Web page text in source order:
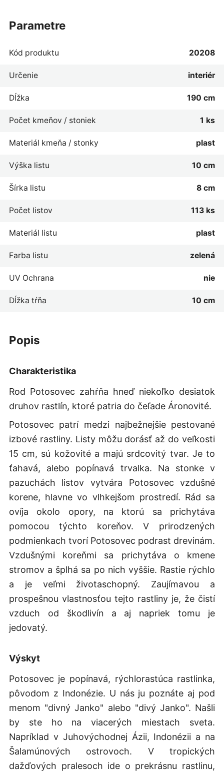
popis
Charakteristika
Rod Potosovec zahŕňa hneď niekoľko desiatok
druhov rastlín, ktoré patria do čeľade Áronovité.
Potosovec patrí medzi najbežnejšie pestované
izbové rastliny. Listy môžu dorásť až do veľkosti
15 cm, sú kožovité a majú srdcovitý tvar. Je to
ťahavá, alebo popínavá trvalka. Na stonke v
pazuchách listov vytvára Potosovec vzdušné
korene, hlavne vo vlhkejšom prostredí. Rád sa
ovíja okolo opory, na ktorú sa prichytáva
pomocou týchto koreňov. V prirodzených
podmienkach tvorí Potosovec podrast drevinám.
Vzdušnými koreňmi sa prichytáva o kmene
stromov a šplhá sa po nich vyššie. Rastie rýchlo
a je veľmi životaschopný. Zaujímavou a
prospešnou vlastnosťou tejto rastliny je, že čistí
vzduch od škodlivín a aj napriek tomu je
jedovatý.
Výskyt
Potosovec je popínavá, rýchlorastúca rastlinka,
pôvodom z Indonézie. U nás ju poznáte aj pod
menom "divný Janko" alebo "divý Janko". Našli
by ste ho na viacerých miestach sveta.
Napríklad v Juhovýchodnej Ázii, Indonézii a na
Šalamúnových ostrovoch. V tropických
dažďových pralesoch ide o prekrásnu rastlinu,
parametre
Kód produktu 20208
Určenie interiér
Dĺžka 190 cm
Počet kmeňov / stoniek 1 ks
Materiál kmeňa / stonky plast
Výška listu 10 cm
Šírka listu 8 cm
Počet listov 113 ks
Materiál listu plast
Farba listu zelená
UV Ochrana nie
Dĺžka tŕňa 10 cm